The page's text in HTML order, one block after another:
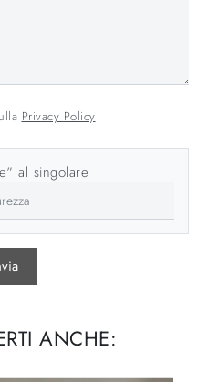
Privacy Policy
al singolare
ANCHE: